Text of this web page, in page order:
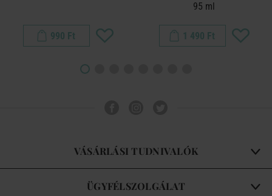
990 Ft
95 ml
1 490 Ft
VÁSÁRLÁSI TUDNIVALÓK
ÜGYFÉLSZOLGÁLAT